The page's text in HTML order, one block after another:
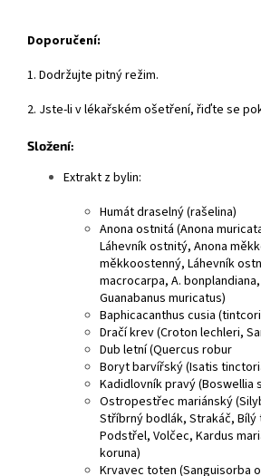
Doporučení:
1. Dodržujte pitný režim.
2. Jste-li v lékařském ošetření, řiďte se
Složení:
Extrakt z bylin:
Humát draselný (rašelina)
Anona ostnitá (Anona
Láhevník ostnitý, Anona
měkkoostenný, Láhevník
macrocarpa, A.
Guanabanus muricatus)
Baphicacanthus cusia
Dračí krev (Croton lechleri,
Dub letní (Quercus robur
Boryt barvířský (Isatis
Kadidlovník pravý (Boswellia
Ostropestřec mariánský
Stříbrný bodlák, Strakáč,
Podstřel, Volčec, Kardus
koruna)
Krvavec toten (Sanguisorba